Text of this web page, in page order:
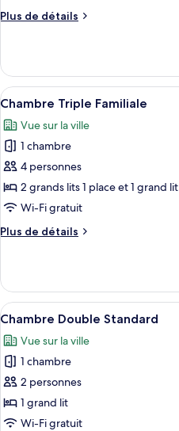
chambre :
Room
Plus de détails
Plus
le
type
de
Family
Twin
Room
Afficher
toutes
les
photos
pour
ce
type
chambre :
Familiale
8
Chambre Triple Familiale
Vue sur la ville
1 chambre
4 personnes
2 grands lits 1 place et 1 grand lit
Wi-Fi gratuit
Plus de détails
Plus
le
type
de
Chambre
Triple
Familiale
Afficher
toutes
les
photos
pour
ce
type
35
Chambre Double Standard
Vue sur la ville
1 chambre
2 personnes
1 grand lit
Wi-Fi gratuit